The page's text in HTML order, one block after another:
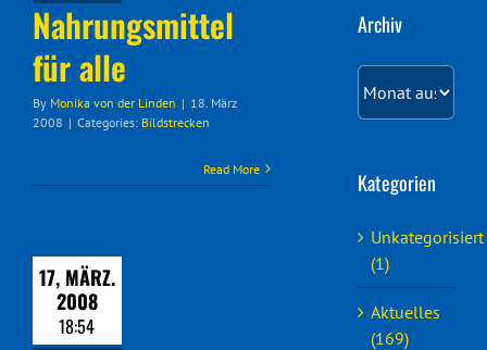
Deutsch
Videoberichte
Erfahrungsberichte
Nahrungsmittel
für alle
By Monika von der Linden | 18. März
2008 | Categories: Bildstrecken
Read More
17, MÄRZ.
2008
18:54
Archiv
Archiv
Kategorien
Unkategorisiert
(1)
Aktuelles
(169)